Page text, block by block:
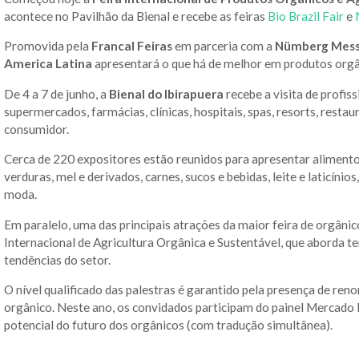
acontece no Pavilhão da Bienal e recebe as feiras Bio Brazil Faire
Promovida pela Francal Feirasem parceria com a Nümberg
America Latina apresentará o que há de melhor em produtos
De 4 a 7 de junho, a Bienal do Ibirapuera recebe a visita de
supermercados, farmácias, clínicas, hospitais, spas, resorts,
consumidor.
Cerca de 220 expositores estão reunidos para apresentar
verduras, mel e derivados, carnes, sucos e bebidas, leite e
moda.
Em paralelo, uma das principais atrações da maior feira de
Internacional de Agricultura Orgânica e Sustentável, que aborda
tendências do setor.
O nível qualificado das palestras é garantido pela presença de
orgânico. Neste ano, os convidados participam do painel Mercado
potencial do futuro dos orgânicos (com tradução simultânea).